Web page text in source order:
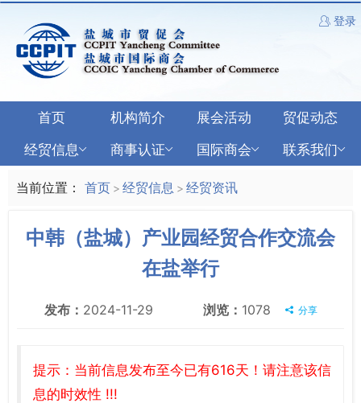
登录
首页 机构简介 展会活动
贸促动态
经贸信息
商事认证 国际商会 联系我们
当前位置： 首页 > 经贸信息 > 经贸资讯
中韩（盐城）产业园经贸合作交流会
在盐举行
发布： 2024-11-29 浏览： 1078 分享
提示：当前信息发布至今已有616天！请注意该信
息的时效性 !!!